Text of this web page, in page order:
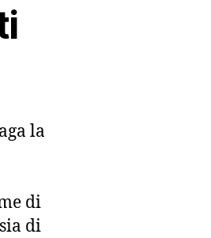
la
di
di